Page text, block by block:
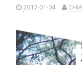
2017-01-04